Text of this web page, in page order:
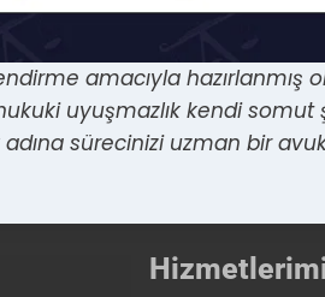
amacıyla hazırlanmış
uyuşmazlık kendi somut
sürecinizi uzman bir